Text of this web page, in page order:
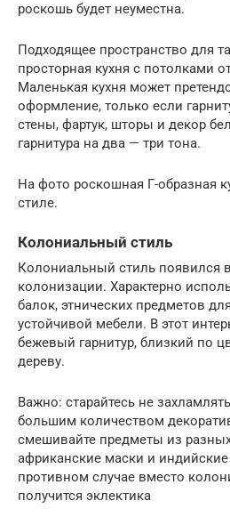
роскошь будет неуместна.
Подходящее пространство для
просторная кухня с потолками
Маленькая кухня может
оформление, только если
стены, фартук, шторы и декор
гарнитура на два — три тона.
На фото роскошная Г-образная
стиле.
Колониальный стиль
Колониальный стиль появился
колонизации. Характерно
балок, этнических предметов
устойчивой мебели. В этот
бежевый гарнитур, близкий по
дереву.
Важно: старайтесь не
большим количеством
смешивайте предметы из
африканские маски и
противном случае вместо
получится эклектика